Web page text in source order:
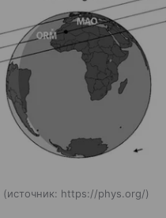
источник: https://phys.org/